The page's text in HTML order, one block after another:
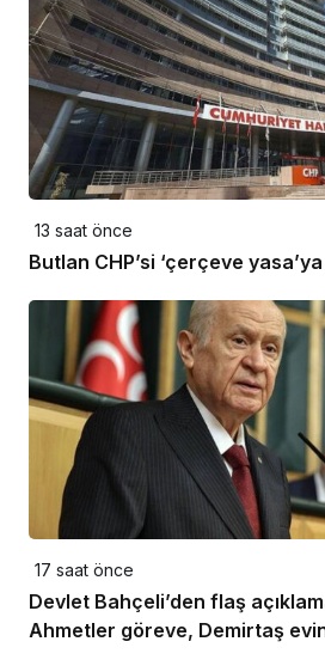
13 saat önce
Butlan CHP’si ‘çerçeve
17 saat önce
Devlet Bahçeli’den flaş
Ahmetler göreve, Demirtaş